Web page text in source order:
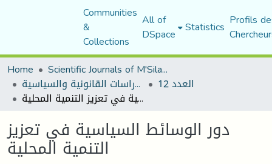
Communities
&
Collections
All of
DSpace Statistics Profils
Home
Scientific Journals of M'Sila University
مجلة الأستاذ الباحث للدراسات القانونية والسياسية العدد 12
دور الوسائط السياسية في تعزيز التنمية المحلية
دور الوسائط السياسية في تعزيز
التنمية المحلية